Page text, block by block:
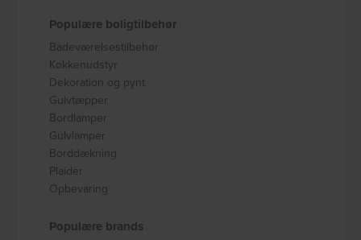
Populære boligtilbehør
Badeværelsestilbehør
Køkkenudstyr
Dekoration og pynt
Gulvtæpper
Bordlamper
Gulvlamper
Borddækning
Plaider
Opbevaring
Populære brands